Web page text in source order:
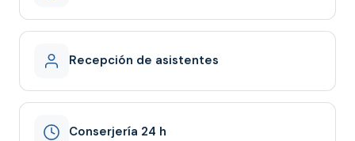
Recepción de asistentes
Conserjería 24 h